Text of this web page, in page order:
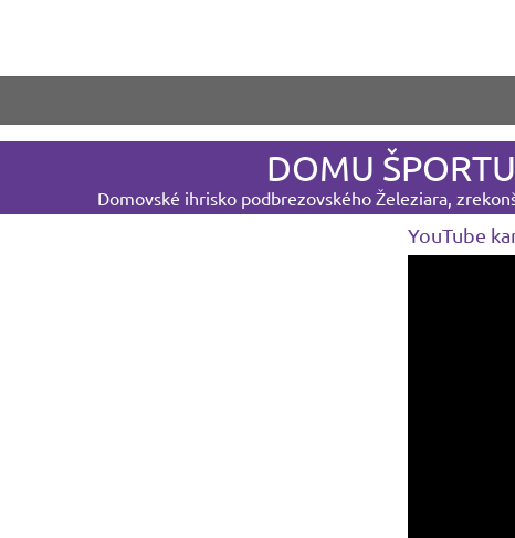
DOMU ŠPORTU
Domovské ihrisko podbrezovského Železiara,
YouTube